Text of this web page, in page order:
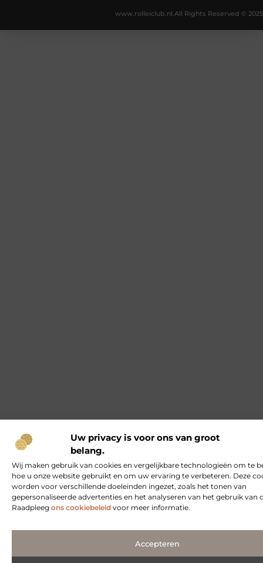
Uw privacy is voor ons van groot
belang.
Wij maken gebruik van cookies en vergelijkbare technologieën om te
hoe u onze website gebruikt en om uw ervaring te verbeteren. Deze
worden voor verschillende doeleinden ingezet, zoals het tonen van
gepersonaliseerde advertenties en het analyseren van het gebruik van
Raadpleeg ons cookiebeleid voor meer informatie.
Accepteren
All Rights Reserved © 2025
www.rolleiclub.nl.